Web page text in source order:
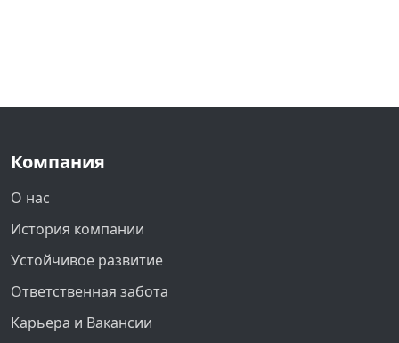
Компания
О нас
История компании
Устойчивое развитие
Ответственная забота
Карьера и Вакансии